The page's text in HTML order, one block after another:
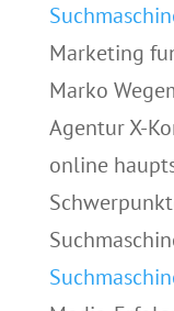
Marketing
Marko
Agentur X-
online